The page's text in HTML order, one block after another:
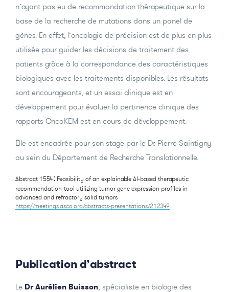
n’ayant pas eu de recommandation thérapeutique sur la
base de la recherche de mutations dans un panel de
gènes. En effet, l’oncologie de précision est de plus en plus
utilisée pour guider les décisions de traitement des
patients grâce à la correspondance des caractéristiques
biologiques avec les traitements disponibles. Les résultats
sont encourageants, et un essai clinique est en
développement pour évaluer la pertinence clinique des
rapports OncoKEM est en cours de développement.
Elle est encadrée pour son stage par le Dr. Pierre Saintigny
au sein du Département de Recherche Translationnelle.
Abstract 1554: Feasibility of an explainable AI-based therapeutic
recommendation-tool utilizing tumor gene expression profiles in
advanced and refractory solid tumors
https://meetings.asco.org/abstracts-presentations/212349
Publication d’abstract
Le Dr Aurélien Buisson , spécialiste en biologie des